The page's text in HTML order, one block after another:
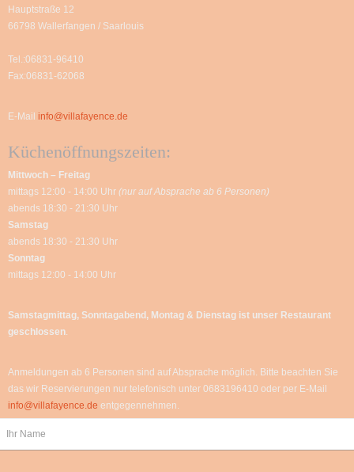
Hauptstraße 12
66798 Wallerfangen / Saarlouis
Tel.:06831-96410
Fax:06831-62068
E-Mail info@villafayence.de
Küchenöffnungszeiten:
Mittwoch – Freitag
mittags 12:00 - 14:00 Uhr (nur auf Absprache ab 6 Personen)
abends 18:30 - 21:30 Uhr
Samstag
abends 18:30 - 21:30 Uhr
Sonntag
mittags 12:00 - 14:00 Uhr
Samstagmittag, Sonntagabend, Montag & Dienstag ist unser Restaurant
geschlossen.
Anmeldungen ab 6 Personen sind auf Absprache möglich. Bitte beachten Sie
das wir Reservierungen nur telefonisch unter 0683196410 oder per E-Mail
info@villafayence.de entgegennehmen.